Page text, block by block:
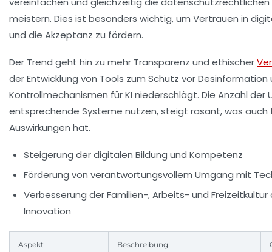
meistern. Dies ist besonders wichtig, um Vertrauen in
und die Akzeptanz zu fördern.
Der Trend geht hin zu mehr Transparenz und ethischer
der Entwicklung von Tools zum Schutz vor Desinformation
Kontrollmechanismen für KI niederschlägt. Die Anzahl der
entsprechende Systeme nutzen, steigt rasant, was auch
Auswirkungen hat.
Steigerung der digitalen Bildung und Kompetenz
Förderung von verantwortungsvollem Umgang mit
Verbesserung der Familien-, Arbeits- und
Innovation
Aspekt Beschreibung